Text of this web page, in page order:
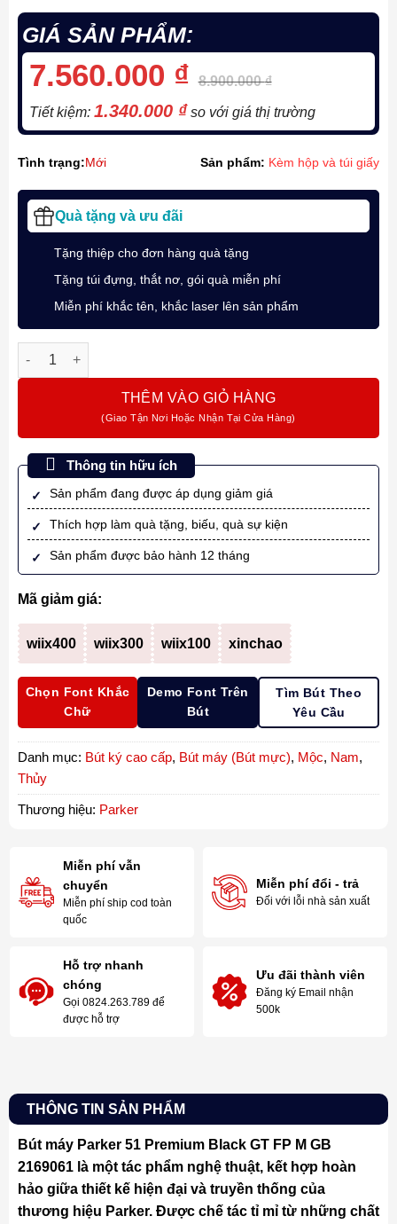
GIÁ SẢN PHẨM:
7.560.000 ₫ 8.900.000₫
Tiết kiệm: 1.340.000 ₫so với giá thị trường
Tình trạng:Mới Sản phẩm: Kèm hộp và túi giấy
Quà tặng và ưu đãi
Tặng thiệp cho đơn hàng quà tặng
Tặng túi đựng, thắt nơ, gói quà miễn phí
Miễn phí khắc tên, khắc laser lên sản phẩm
Bút máy Parker 51 Premium Black GT FP M GB 2169061 cổ
THÊM VÀO GIỎ HÀNG
Thông tin hữu ích
Sản phẩm đang được áp dụng giảm giá
Thích hợp làm quà tặng, biếu, quà sự kiện
Sản phẩm được bảo hành 12 tháng
Mã giảm giá:
wiix400 wiix300 wiix100 xinchao
Chọn Font Khắc
Chữ
Demo Font Trên
Bút
Tìm Bút Theo
Yêu Cầu
Danh mục: Bút ký cao cấp, Bút máy (Bút mực), Mộc, Nam,
Thủy
Thương hiệu: Parker
Miễn phí vẫn
chuyển
Miễn phí ship cod toàn
quốc
Miễn phí đổi - trả
Đối với lỗi nhà sản xuất
Hỗ trợ nhanh
chóng
Gọi 0824.263.789 để
được hỗ trợ
Ưu đãi thành viên
Đăng ký Email nhận
500k
THÔNG TIN SẢN PHẨM
Bút máy Parker 51 Premium Black GT FP M GB
2169061 là một tác phẩm nghệ thuật, kết hợp hoàn
hảo giữa thiết kế hiện đại và truyền thống của
thương hiệu Parker. Được chế tác tỉ mỉ từ những chất